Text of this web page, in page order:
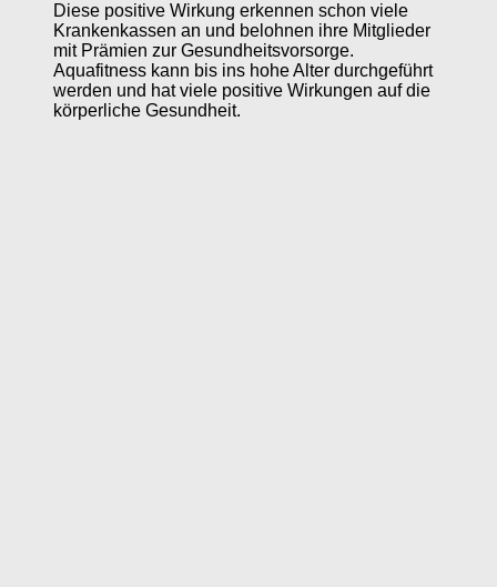
Diese positive Wirkung erkennen schon viele
Krankenkassen an und belohnen ihre Mitglieder
mit Prämien zur Gesundheitsvorsorge.
Aquafitness kann bis ins hohe Alter durchgeführt
werden und hat viele positive Wirkungen auf die
körperliche Gesundheit.